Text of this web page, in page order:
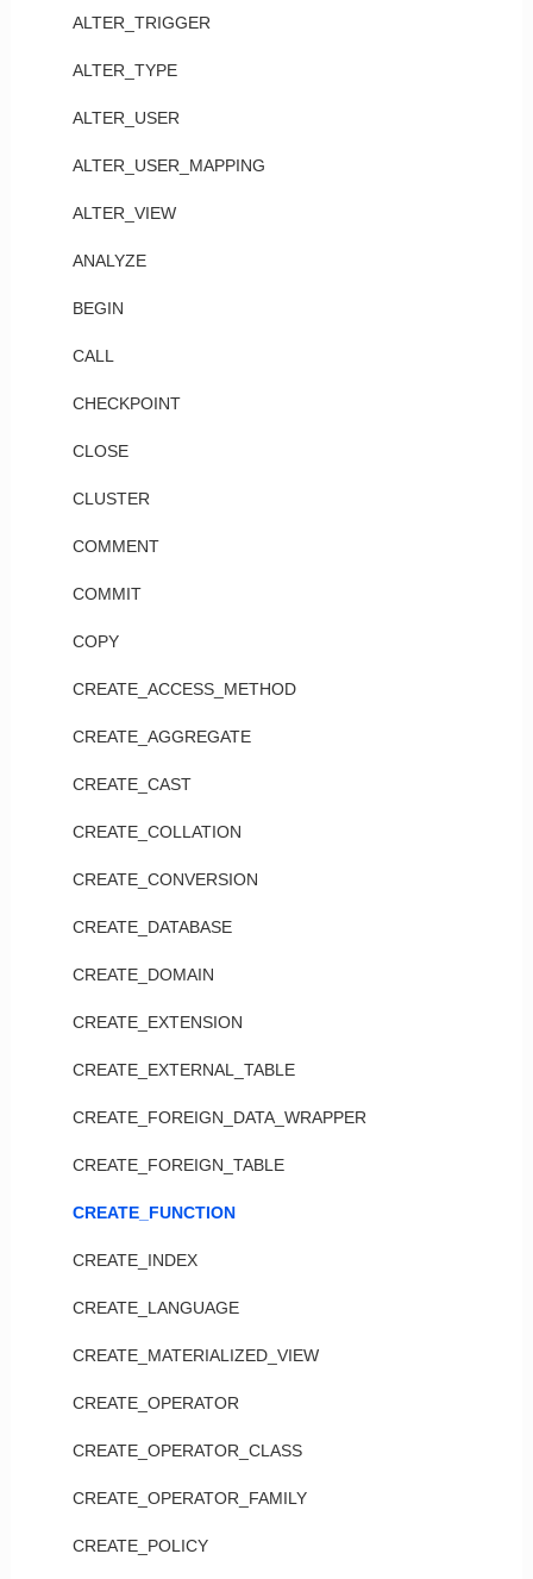
ALTER_TRIGGER
ALTER_TYPE
ALTER_USER
ALTER_USER_MAPPING
ALTER_VIEW
ANALYZE
BEGIN
CALL
CHECKPOINT
CLOSE
CLUSTER
COMMENT
COMMIT
COPY
CREATE_ACCESS_METHOD
CREATE_AGGREGATE
CREATE_CAST
CREATE_COLLATION
CREATE_CONVERSION
CREATE_DATABASE
CREATE_DOMAIN
CREATE_EXTENSION
CREATE_EXTERNAL_TABLE
CREATE_FOREIGN_DATA_WRAPPER
CREATE_FOREIGN_TABLE
CREATE_FUNCTION
CREATE_INDEX
CREATE_LANGUAGE
CREATE_MATERIALIZED_VIEW
CREATE_OPERATOR
CREATE_OPERATOR_CLASS
CREATE_OPERATOR_FAMILY
CREATE_POLICY